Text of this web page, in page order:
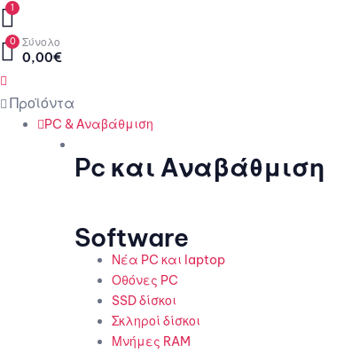
1
0 Σύνολο
0,00€
Menu
PC & Αναβάθμιση
Pc και Αναβάθμιση
Software
Νέα PC και laptop
Οθόνες PC
SSD δίσκοι
Σκληροί δίσκοι
Μνήμες RAM